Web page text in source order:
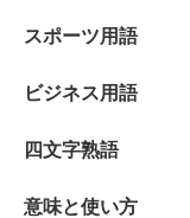
スポーツ用語
ビジネス用語
四文字熟語
意味と使い方